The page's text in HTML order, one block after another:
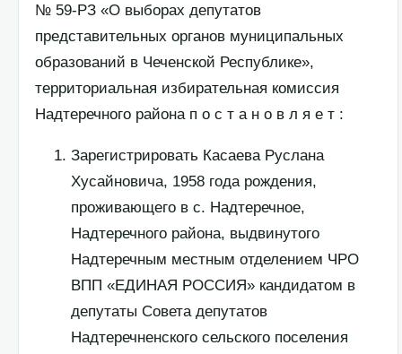
№ 59-РЗ «О выборах депутатов
представительных органов муниципальных
образований в Чеченской Республике»,
территориальная избирательная комиссия
Надтеречного района п о с т а н о в л я е т :
Зарегистрировать Касаева Руслана
Хусайновича, 1958 года рождения,
проживающего в с. Надтеречное,
Надтеречного района, выдвинутого
Надтеречным местным отделением ЧРО
ВПП «ЕДИНАЯ РОССИЯ» кандидатом в
депутаты Совета депутатов
Надтеречненского сельского поселения